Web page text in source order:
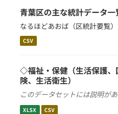
青葉区の主な統計データ一
なるほどあおば（区統計要覧
CSV
◇福祉・保健（生活保護、
険、生活衛生）
このデータセットには説明が
XLSX CSV